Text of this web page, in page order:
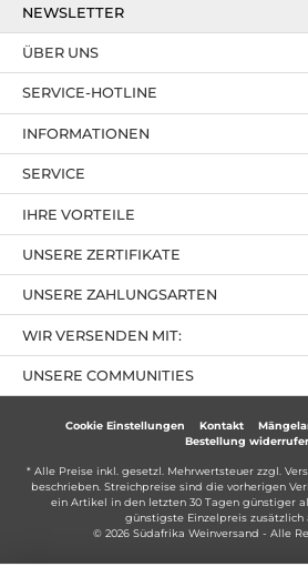
NEWSLETTER
SERVICE-HOTLINE
IHRE VORTEILE
UNSERE ZAHLUNGSARTEN
ÜBER UNS
UNSERE ZERTIFIKATE
INFORMATIONEN
SERVICE
UNSERE COMMUNITIES
WIR VERSENDEN MIT:
Cookie Einstellungen Kontakt
Bestellung
* Alle Preise inkl. gesetzl. Mehrwertsteuer zzgl.
beschrieben. Streichpreise sind die vorherigen
ein Artikel in den letzten 30 Tagen günstiger
günstigste Einzelpreis zusätzlich
© 2026 Südafrika Weinversand - Alle